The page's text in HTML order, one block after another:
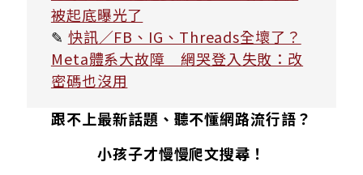
被起底曝光了
✎ 快訊／FB、IG、Threads全壞了？
Meta體系大故障 網哭登入失敗：改
密碼也沒用
跟不上最新話題、聽不懂網路流行語？
小孩子才慢慢爬文搜尋！